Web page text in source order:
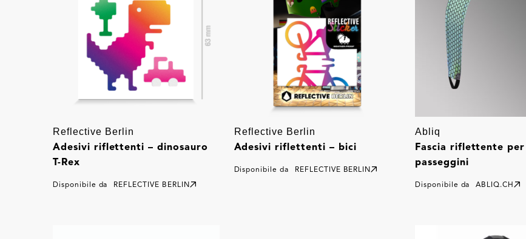
Reflective Berlin
Adesivi riflettenti – dinosauro
T-Rex
Disponibile da REFLECTIVE BERLIN
Reflective Berlin
Adesivi riflettenti – bici
Disponibile da REFLECTIVE BERLIN
Abliq
Fascia riflettente per
passeggini
Disponibile da ABLIQ.CH